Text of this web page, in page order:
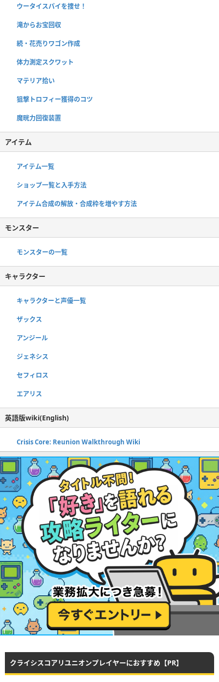
ウータイスパイを捜せ！
滝からお宝回収
続・花売りワゴン作成
体力測定スクワット
マテリア拾い
狙撃トロフィー獲得のコツ
魔晄力回復装置
アイテム
アイテム一覧
ショップ一覧と入手方法
アイテム合成の解放・合成枠を増やす方法
モンスター
モンスターの一覧
キャラクター
キャラクターと声優一覧
ザックス
アンジール
ジェネシス
セフィロス
エアリス
英語版wiki(English)
Crisis Core: Reunion Walkthrough Wiki
クライシスコアリユニオンプレイヤーにおすすめ【PR】